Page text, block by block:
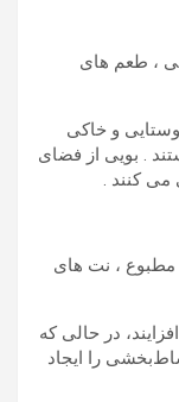
، طعم های
و خاکی
. بویی از فضای
کنند .
مطبوع ، نت های
در حالی که
را ایجاد